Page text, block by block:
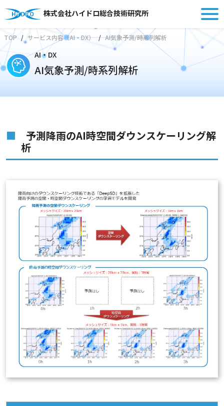
株式会社ハイドロ総合技術研究所
TOP サービス内容（AI・DX） AI気象予測/時系列解析
AI・DX
AI気象予測/時系列解析
予測降雨のAI時空間ダウンスケーリング解
析